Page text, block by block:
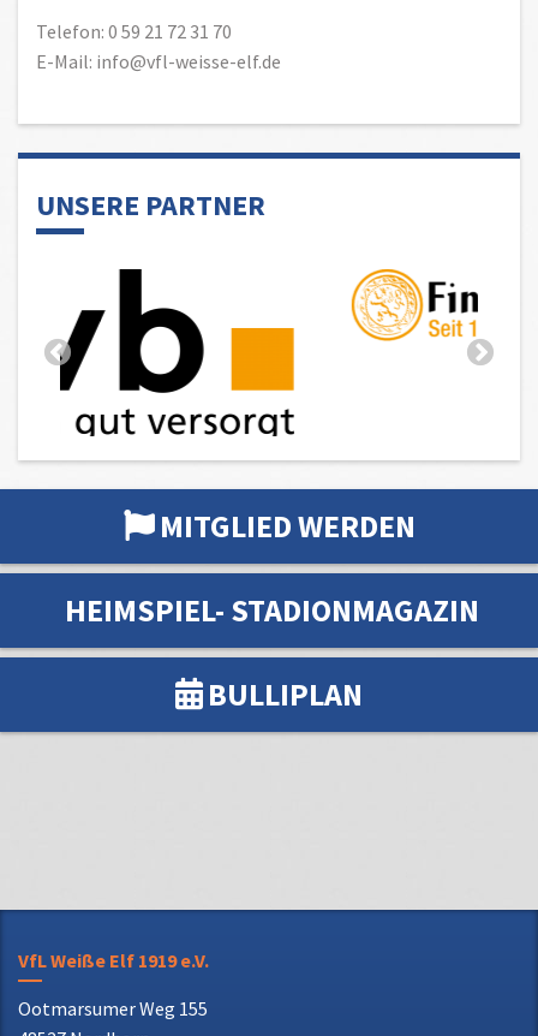
Telefon: 0 59 21 72 31 70
E-Mail: info@vfl-weisse-elf.de
UNSERE PARTNER
MITGLIED WERDEN
HEIMSPIEL- STADIONMAGAZIN
BULLIPLAN
48527 Nordhorn
Telefon: 0 59 21 72 31 70